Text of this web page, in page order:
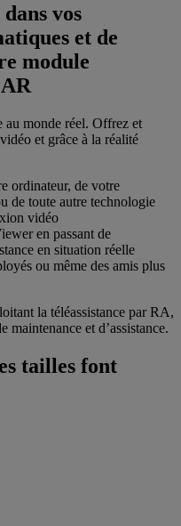
vos
et de
module
au monde réel. Offrez et
et grâce à la réalité
ordinateur, de votre
de toute autre technologie
vidéo
en passant de
en situation réelle
ou même des amis plus
la téléassistance par RA,
maintenance et d’assistance.
tailles font